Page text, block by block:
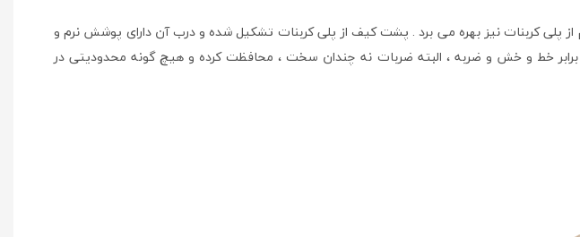
پلی کربنات نیز بهره می برد . پشت کیف از پلی کربنات تشکیل شده و درب آن دارای پوشش نرم و
خط و خش و ضربه ، البته ضربات نه چندان سخت ، محافظت کرده و هیچ گونه محدودیتی در